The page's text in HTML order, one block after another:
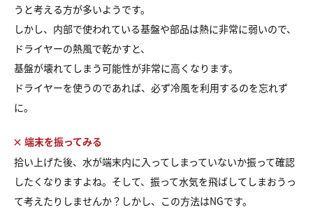
うと考える方が多いようです。
しかし、内部で使われている基盤や部品は熱に非常に弱いので、
ドライヤーの熱風で乾かすと、
基盤が壊れてしまう可能性が非常に高くなります。
ドライヤーを使うのであれば、必ず冷風を利用するのを忘れず
に。
× 端末を振ってみる
拾い上げた後、水が端末内に入ってしまっていないか振って確認
したくなりますよね。そして、振って水気を飛ばしてしまおうっ
て考えたりしませんか？しかし、この方法はNGです。